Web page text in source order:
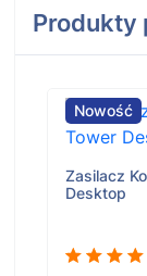
Produkty
Nowość
Zasilacz
Desktop